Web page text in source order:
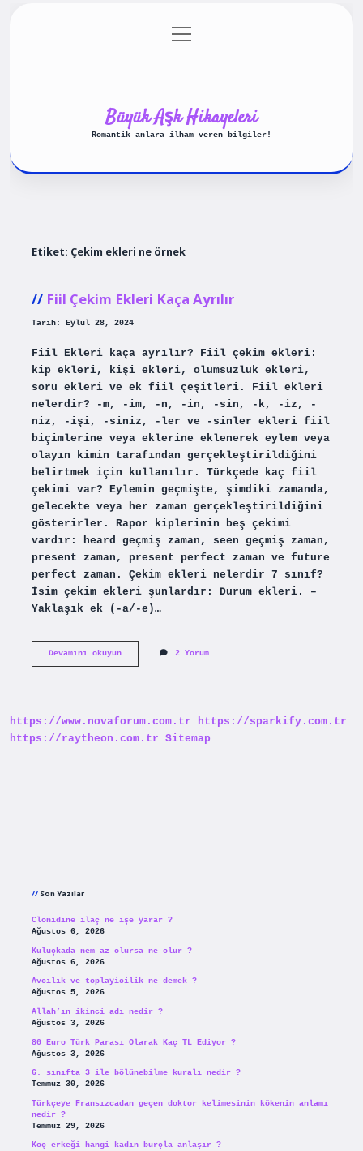
Gizlilik Politikası
menüyü
aç
Büyük Aşk Hikayeleri
Romantik anlara ilham veren bilgiler!
Etiket: Çekim ekleri ne örnek
Fiil Çekim Ekleri Kaça Ayrılır
Tarih: Eylül 28, 2024
Fiil Ekleri kaça ayrılır? Fiil çekim ekleri:
kip ekleri, kişi ekleri, olumsuzluk ekleri,
soru ekleri ve ek fiil çeşitleri. Fiil ekleri
nelerdir? -m, -im, -n, -in, -sin, -k, -iz, -
niz, -işi, -siniz, -ler ve -sinler ekleri fiil
biçimlerine veya eklerine eklenerek eylem veya
olayın kimin tarafından gerçekleştirildiğini
belirtmek için kullanılır. Türkçede kaç fiil
çekimi var? Eylemin geçmişte, şimdiki zamanda,
gelecekte veya her zaman gerçekleştirildiğini
gösterirler. Rapor kiplerinin beş çekimi
vardır: heard geçmiş zaman, seen geçmiş zaman,
present zaman, present perfect zaman ve future
perfect zaman. Çekim ekleri nelerdir 7 sınıf?
İsim çekim ekleri şunlardır: Durum ekleri. –
Yaklaşık ek (-a/-e)…
Devamını okuyunFiil
2 Yorum
https://www.novaforum.com.tr
https://sparkify.com.tr
https://raytheon.com.tr Sitemap
Son Yazılar
Clonidine ilaç ne işe yarar ?
Ağustos 6, 2026
Kuluçkada nem az olursa ne olur ?
Ağustos 6, 2026
Avcılık ve toplayicilik ne demek ?
Ağustos 5, 2026
Allah’ın ikinci adı nedir ?
Ağustos 3, 2026
80 Euro Türk Parası Olarak Kaç TL Ediyor ?
Ağustos 3, 2026
6. sınıfta 3 ile bölünebilme kuralı nedir ?
Temmuz 30, 2026
Türkçeye Fransızcadan geçen doktor kelimesinin kökenin anlamı
nedir ?
Temmuz 29, 2026
Koç erkeği hangi kadın burçla anlaşır ?